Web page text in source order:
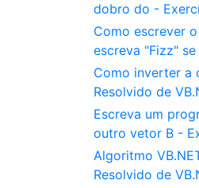
dobro do -
Como escrever
escreva "Fizz"
Como inverter a
Resolvido de
Escreva um
outro vetor B -
Algoritmo
Resolvido de